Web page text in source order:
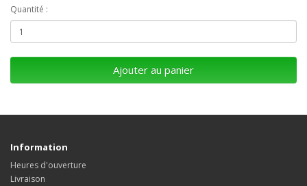
Quantité :
Ajouter au panier
Information
Heures d'ouverture
Livraison